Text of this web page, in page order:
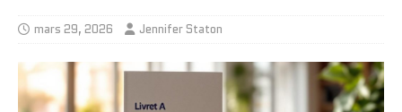
mars 29, 2026 Jennifer Staton